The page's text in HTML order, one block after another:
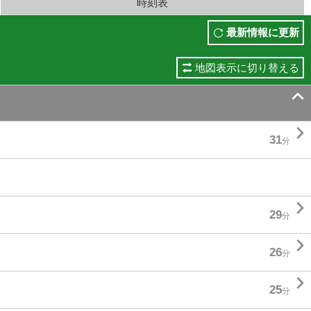
時刻表
最新情報に更新
地図表示に切り替える

31分 
29分 
26分 
25分 